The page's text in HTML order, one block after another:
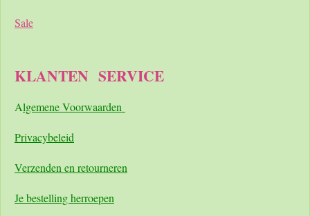
Sale
KLANTEN SERVICE
Algemene Voorwaarden
Privacybeleid
Verzenden en retourneren
Je bestelling herroepen